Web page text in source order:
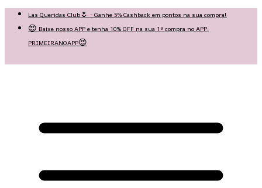
Las Queridas Club🌷 - Ganhe 5% Cashback em pontos na sua compra!
😍 Baixe nosso APP e tenha 10% OFF na sua 1ª compra no APP:
PRIMEIRANOAPP😍